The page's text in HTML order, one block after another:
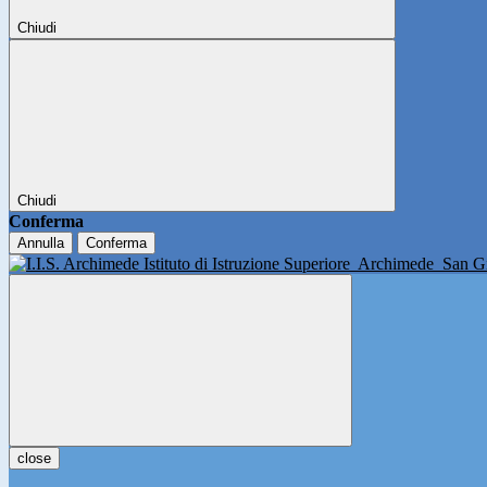
Chiudi
Chiudi
Conferma
Annulla Conferma
Istituto di Istruzione Superiore Archimede San
close